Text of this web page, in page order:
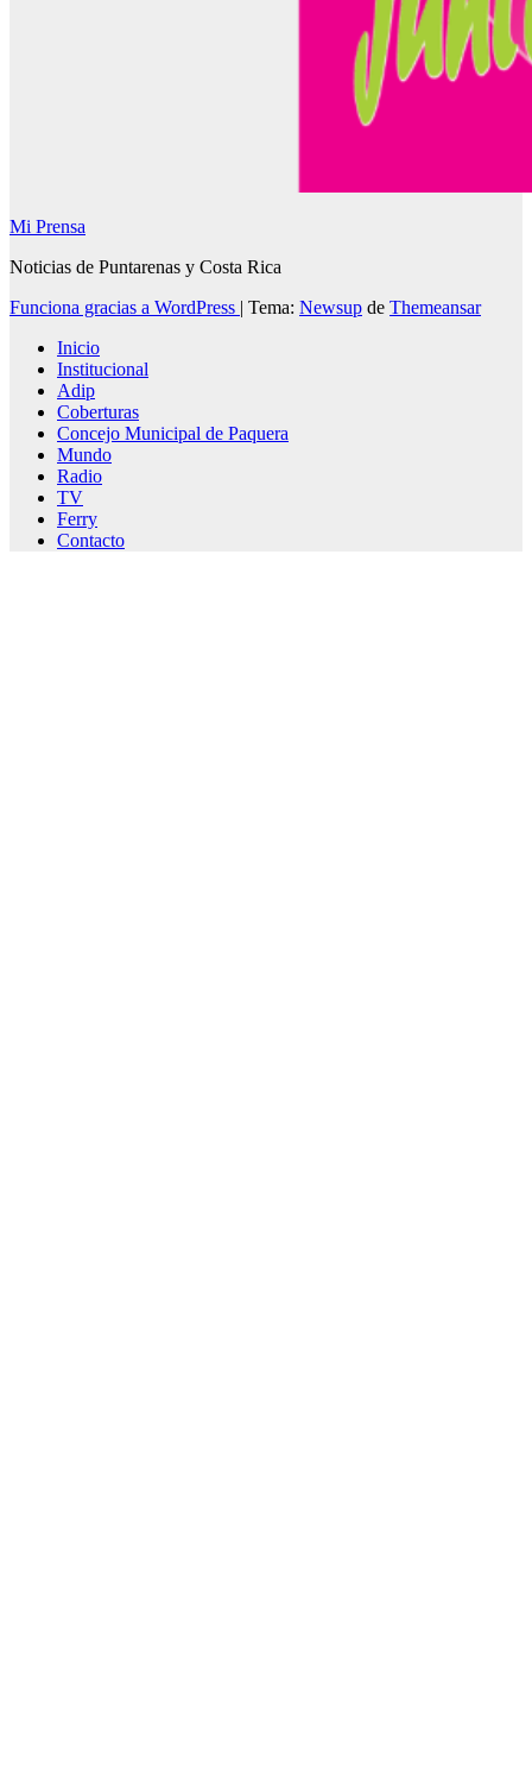
Mi Prensa
Noticias de Puntarenas y Costa Rica
Funciona gracias a WordPress | Tema: Newsup de Themeansar
Inicio
Institucional
Adip
Coberturas
Concejo Municipal de Paquera
Mundo
Radio
TV
Ferry
Contacto